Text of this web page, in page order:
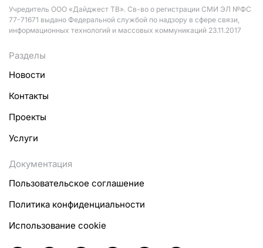
Учредитель ООО «Дайджест ТВ». Св-во о регистрации СМИ ЭЛ №ФС
77-71671 выдано Федеральной службой по надзору в сфере связи,
информационных технологий и массовых коммуникаций 23.11.2017
Разделы
Новости
Контакты
Проекты
Услуги
Документация
Пользовательское соглашение
Политика конфиденциальности
Использование cookie